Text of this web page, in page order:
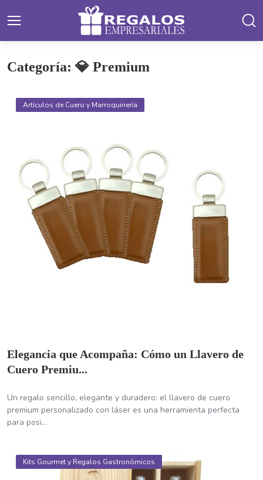
Categoría: 💎 Premium
Artículos de Cuero y Marroquinería
Elegancia que Acompaña: Cómo un Llavero de
Cuero Premiu...
Un regalo sencillo, elegante y duradero: el llavero de cuero
premium personalizado con láser es una herramienta perfecta
para posi...
Kits Gourmet y Regalos Gastronómicos